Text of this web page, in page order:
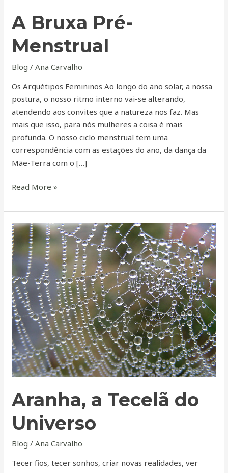
A Bruxa Pré-
Menstrual
Blog /Ana Carvalho
Os Arquétipos Femininos Ao longo do ano solar, a nossa
postura, o nosso ritmo interno vai-se alterando,
atendendo aos convites que a natureza nos faz. Mas
mais que isso, para nós mulheres a coisa é mais
profunda. O nosso ciclo menstrual tem uma
correspondência com as estações do ano, da dança da
Mãe-Terra com o […]
Read More »
Aranha, a Tecelã do
Universo
Blog /Ana Carvalho
Tecer fios, tecer sonhos, criar novas realidades, ver
Aranha,
a
Tecelã
Universo